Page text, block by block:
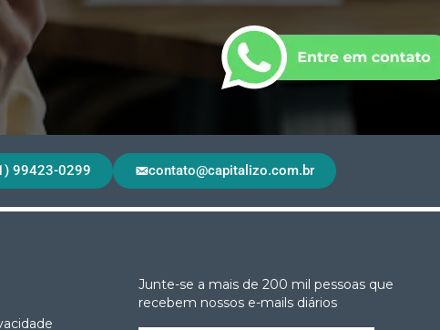
99423-0299 contato@capitalizo.com.br
Junte-se a mais de 200 mil pessoas que
recebem nossos e-mails diários